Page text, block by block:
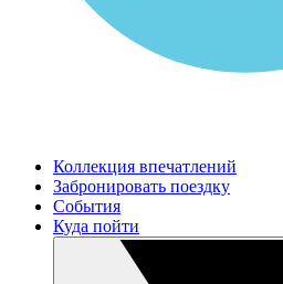
Коллекция впечатлений
Забронировать поездку
События
Куда пойти